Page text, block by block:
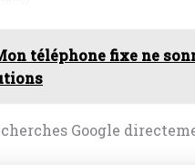
téléphone fixe ne
Google